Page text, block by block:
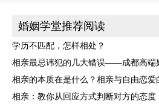
婚姻学堂推荐阅读
学历不匹配，怎样相处？
相亲最忌讳犯的几大错误——成都高端
相亲的本质在是什么？相亲与自由恋爱
相亲：教你从回应方式判断对方的态度